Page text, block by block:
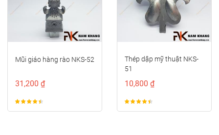
Mũi giáo hàng rào NKS-52
31,200 ₫
Thép dập mỹ thuật NKS-
51
10,800 ₫